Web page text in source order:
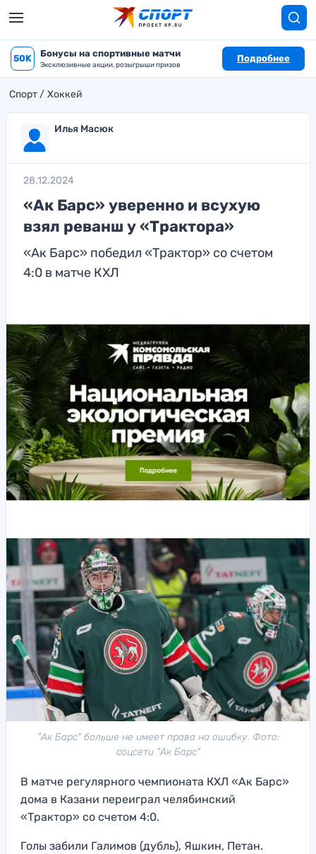
50K Бонусы на спортивные матчи
Эксклюзивные акции, розыгрыши призов
Подробнее
Спорт Хоккей
Илья Масюк
28.12.2024
«Ак Барс» уверенно и всухую
взял реванш у «Трактора»
«Ак Барс» победил «Трактор» со счетом
4:0 в матче КХЛ
"Ак Барс" больше не имеет права на ошибку. Фото:
соцсети "Ак Барс"
В матче регулярного чемпионата КХЛ «Ак Барс»
дома в Казани переиграл челябинский
«Трактор» со счетом 4:0.
Голы забили Галимов (дубль), Яшкин, Петан.